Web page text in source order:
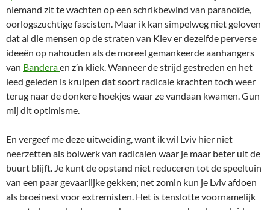
niemand zit te wachten op een schrikbewind van paranoïde,
oorlogszuchtige fascisten. Maar ik kan simpelweg niet geloven
dat al die mensen op de straten van Kiev er dezelfde perverse
ideeën op nahouden als de moreel gemankeerde aanhangers
van Banderaen z’n kliek. Wanneer de strijd gestreden en het
leed geleden is kruipen dat soort radicale krachten toch weer
terug naar de donkere hoekjes waar ze vandaan kwamen. Gun
mij dit optimisme.
En vergeef me deze uitweiding, want ik wil Lviv hier niet
neerzetten als bolwerk van radicalen waar je maar beter uit de
buurt blijft. Je kunt de opstand niet reduceren tot de speeltuin
van een paar gevaarlijke gekken; net zomin kun je Lviv afdoen
als broeinest voor extremisten. Het is tenslotte voornamelijk